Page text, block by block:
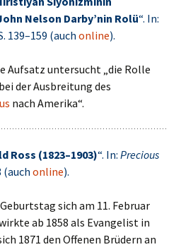
Nelson Darby’nin Rolü“. In:
139–159 (auch online).
Aufsatz untersucht „die Rolle
bei der Ausbreitung des
nach Amerika“.
Ross (1823–1903)“. In: Precious
(auch online).
sich am 11. Februar
ab 1858 als Evangelist in
1871 den Offenen Brüdern an